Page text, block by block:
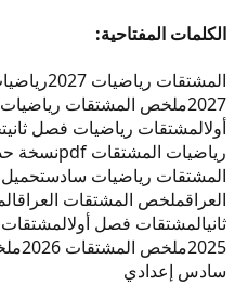
الكلمات المفتاحية:
المشتقات رياضيات 2027
2027ملخص المشتقات رياضيات 2027
أولالمشتقات رياضيات فصل ثاني
رياضيات المشتقات pdf
نسخة
المشتقات رياضيات سادستحميل pdf المشتقات
العراقملخص المشتقات العراق
ثانيالمشتقات فصل أول
2025ملخص المشتقات 2026
سادس إعدادي